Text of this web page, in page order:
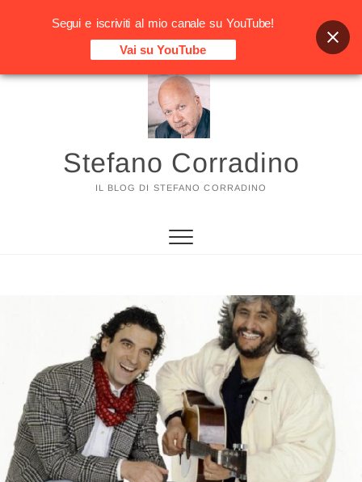
Vai
Stefano Corradino
IL BLOG DI STEFANO CORRADINO
Segui e iscriviti al mio canale su YouTube!
Vai su YouTube